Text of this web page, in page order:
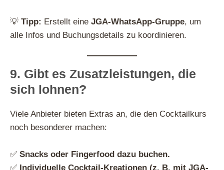
💡 Tipp: Erstellt eine JGA-WhatsApp-Gruppe, um
alle Infos und Buchungsdetails zu koordinieren.
9. Gibt es Zusatzleistungen, die
sich lohnen?
Viele Anbieter bieten Extras an, die den Cocktailkurs
noch besonderer machen:
✅ Snacks oder Fingerfood dazu buchen.
✅ Individuelle Cocktail-Kreationen (z. B. mit JGA-